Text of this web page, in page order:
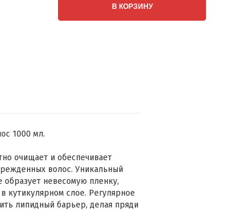
В КОРЗИНУ
1000 мл.
очищает и обеспечивает
волос. Уникальный
невесомую пленку,
кутикулярном слое. Регулярное
липидный барьер, делая пряди